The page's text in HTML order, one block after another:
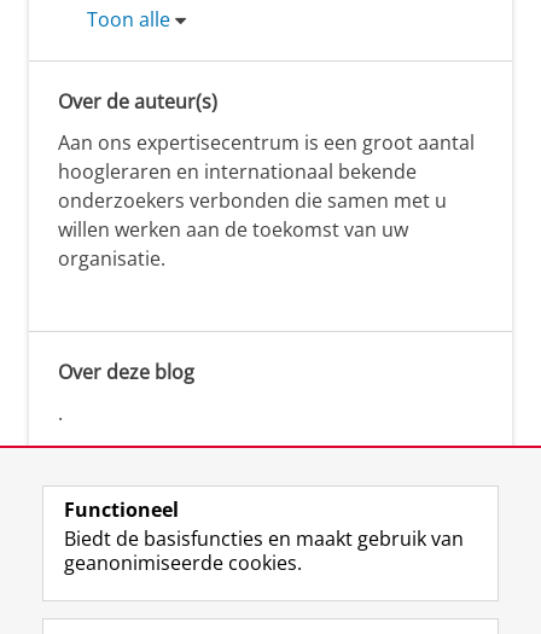
Toon alle
Over de auteur(s)
Aan ons expertisecentrum is een groot aantal
hoogleraren en internationaal bekende
onderzoekers verbonden die samen met u
willen werken aan de toekomst van uw
organisatie.
Over deze blog
.
Volg de RUG
F
a
L
i
R
S
I
n
Y
o
Functioneel
Biedt de basisfuncties en maakt gebruik van
geanonimiseerde cookies.